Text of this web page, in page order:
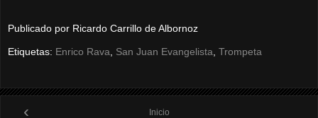
Publicado por Ricardo Carrillo de Albornoz
Etiquetas: Enrico Rava, San Juan Evangelista, Trompeta
‹ Inicio